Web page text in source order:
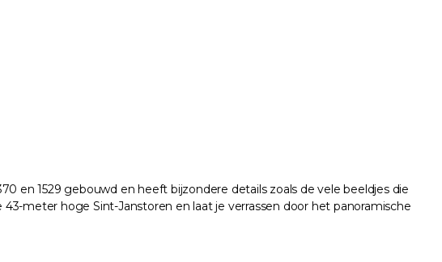
en 1529 gebouwd en heeft bijzondere details zoals de vele beeldjes die
meter hoge Sint-Janstoren en laat je verrassen door het panoramische